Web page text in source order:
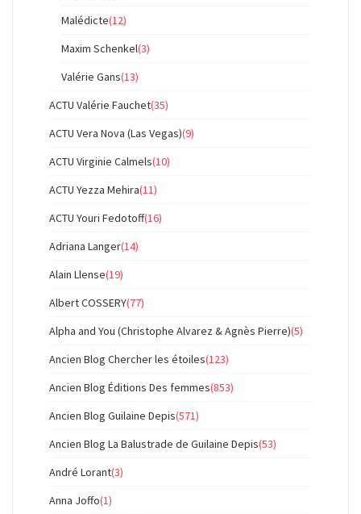
Malédicte(12)
Maxim Schenkel(3)
Valérie Gans(13)
ACTU Valérie Fauchet(35)
ACTU Vera Nova (Las Vegas)(9)
ACTU Virginie Calmels(10)
ACTU Yezza Mehira(11)
ACTU Youri Fedotoff(16)
Adriana Langer(14)
Alain Llense(19)
Albert COSSERY(77)
Alpha and You (Christophe Alvarez & Agnès Pierre)(5)
Ancien Blog Chercher les étoiles(123)
Ancien Blog Éditions Des femmes(853)
Ancien Blog Guilaine Depis(571)
Ancien Blog La Balustrade de Guilaine Depis(53)
André Lorant(3)
Anna Joffo(1)